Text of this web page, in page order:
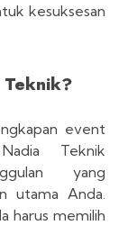
kesuksesan
Teknik?
event
Teknik
yang
utama Anda.
harus memilih